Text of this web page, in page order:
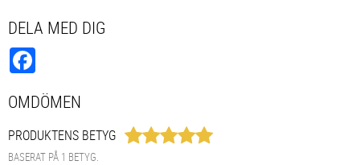
DELA MED DIG
OMDÖMEN
PRODUKTENS BETYG
BASERAT PÅ 1 BETYG.